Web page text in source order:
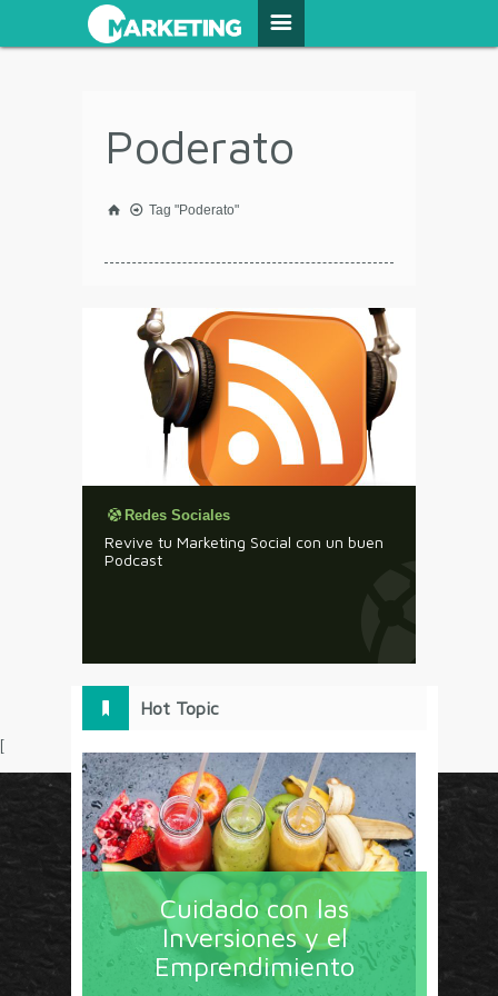
Poderato
Tag "Poderato"
Redes Sociales
Revive tu Marketing Social con un buen
Podcast
Hot Topic
Cuidado con las
Inversiones y el
Emprendimiento
[
Circulo Marketing concentra lo último en estrategias,
herramientas y tendencias con un enfoque en México
y América Latina. La revista contiene lo imprescindible
en tecnología, nuevas herramientas, liderazgo, redes
sociales y nuevas ideas en marketing. Los contenidos
están escritos por líderes de negocios y dirigidos hacia